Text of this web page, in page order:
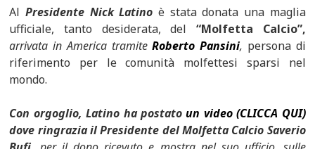
AlPresidente Nick Latino è stata donata una maglia
ufficiale, tanto desiderata, del “Molfetta Calcio”,
arrivata in America tramiteRoberto Pansini, persona di
riferimento per le comunità molfettesi sparsi nel
mondo.
Con orgoglio, Latino ha postatoun video (CLICCA QUI)
dove ringrazia il Presidente del Molfetta Calcio Saverio